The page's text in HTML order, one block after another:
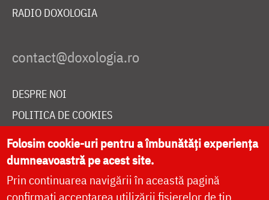
RADIO DOXOLOGIA
DESPRE NOI
POLITICA DE COOKIES
DONEAZĂ ONLINE PENTRU CATEDRALA NAȚIONALĂ
LIVE
Folosim cookie-uri pentru a îmbunătăți experiența
dumneavoastră pe acest site.
Prin continuarea navigării în această pagină
confirmați acceptarea utilizării fișierelor de tip